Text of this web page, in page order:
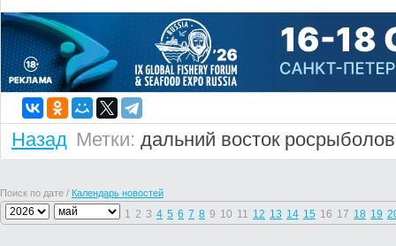
Назад Метки: дальний восток
Поиск по дате / Календарь новостей
1 2 3 4 5 6 7 8 9 10 11 12 13 14 15 16 17 18 19